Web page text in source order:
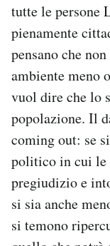
tutte le persone
pienamente
pensano che
ambiente meno
vuol dire che lo
popolazione. Il
coming out: se
politico in cui le
pregiudizio e
si sia anche
si temono